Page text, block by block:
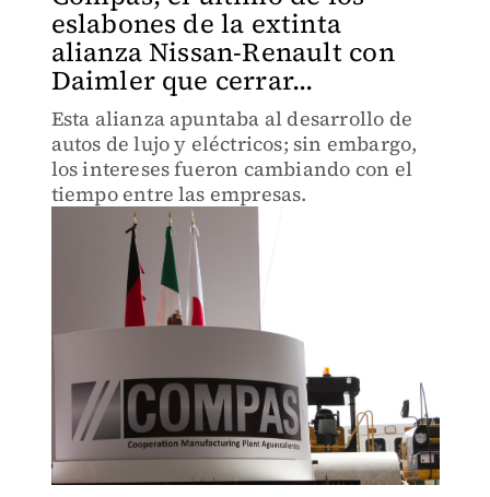
eslabones de la extinta
alianza Nissan-Renault con
Daimler que cerrar...
Esta alianza apuntaba al desarrollo de
autos de lujo y eléctricos; sin embargo,
los intereses fueron cambiando con el
tiempo entre las empresas.